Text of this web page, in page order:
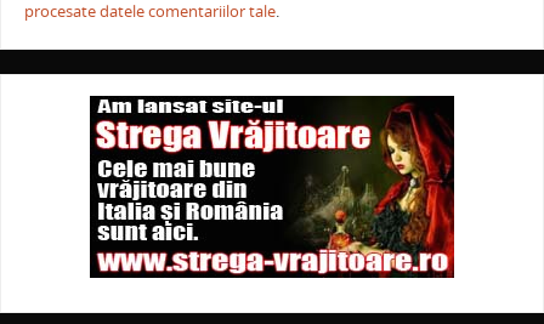
procesate datele comentariilor tale.